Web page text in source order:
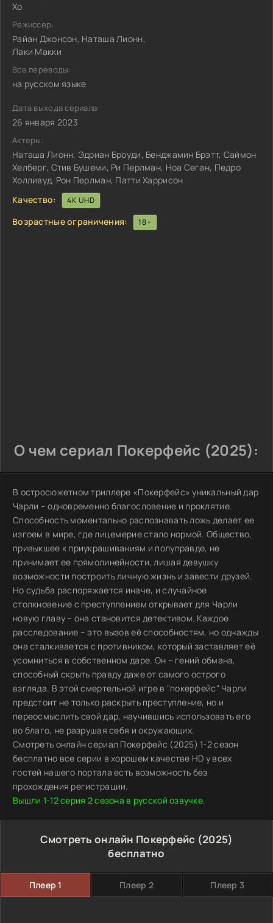
Хо
Режиссер:
Райан Джонсон, Наташа Лионн,
Лаки Макки
Все переводы:
на русском языке
Дата выхода сериала:
26 января 2023
Актеры:
Наташа Лионн, Эдриан Броуди, Бенджамин Брэтт, Саймон
Хелберг, Стив Бушеми, Ри Перлман, Ноа Сеган, Педро
Холливуд, Рон Перлман, Патти Харрисон
Качество:
4K UHD
Возрастные ограничения: 18+
О чем сериал Покерфейс (2025):
В остросюжетном триллере «Покерфейс» уникальный дар
Чарли – одновременно благословение и проклятие.
Способность моментально распознавать ложь делает ее
изгоем в мире, где лицемерие стало нормой. Общество,
привыкшее к приукрашиваниям и полуправде, не
принимает ее прямолинейности, лишая девушку
возможности построить личную жизнь и завести друзей.
Но судьба распоряжается иначе, и случайное
столкновение с преступлением открывает для Чарли
новую главу – она становится детективом. Каждое
расследование – это вызов её способностям, но однажды
она сталкивается с противником, который заставляет её
усомниться в собственном даре. Он – гений обмана,
способный скрыть правду даже от самого острого
взгляда. В этой смертельной игре в "покерфейс" Чарли
предстоит не только раскрыть преступление, но и
переосмыслить свой дар, научившись использовать его
во благо, не разрушая себя и окружающих.
Смотреть онлайн сериал Покерфейс (2025) 1-2 сезон
бесплатно все серии в хорошем качестве HD у всех
гостей нашего портала есть возможность без
прохождения регистрации.
Вышли 1-12 серия 2 сезона в русской озвучке.
Смотреть онлайн Покерфейс (2025)
бесплатно
Плеер 1 Плеер 2 Плеер 3